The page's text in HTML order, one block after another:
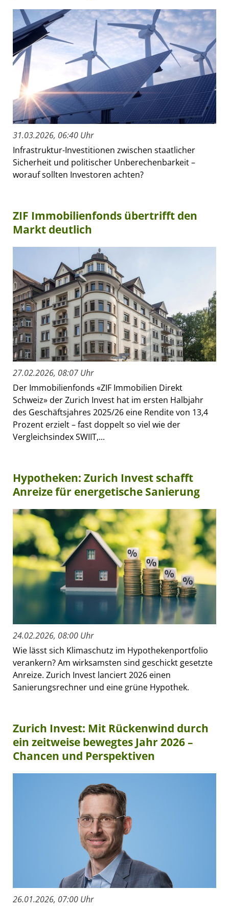
31.03.2026, 06:40 Uhr
Infrastruktur-Investitionen zwischen staatlicher
Sicherheit und politischer Unberechenbarkeit –
worauf sollten Investoren achten?
ZIF Immobilienfonds übertrifft den
Markt deutlich
27.02.2026, 08:07 Uhr
Der Immobilienfonds «ZIF Immobilien Direkt
Schweiz» der Zurich Invest hat im ersten Halbjahr
des Geschäftsjahres 2025/26 eine Rendite von 13,4
Prozent erzielt – fast doppelt so viel wie der
Vergleichsindex SWIIT,...
Hypotheken: Zurich Invest schafft
Anreize für energetische Sanierung
24.02.2026, 08:00 Uhr
Wie lässt sich Klimaschutz im Hypothekenportfolio
verankern? Am wirksamsten sind geschickt gesetzte
Anreize. Zurich Invest lanciert 2026 einen
Sanierungsrechner und eine grüne Hypothek.
Zurich Invest: Mit Rückenwind durch
ein zeitweise bewegtes Jahr 2026 –
Chancen und Perspektiven
26.01.2026, 07:00 Uhr